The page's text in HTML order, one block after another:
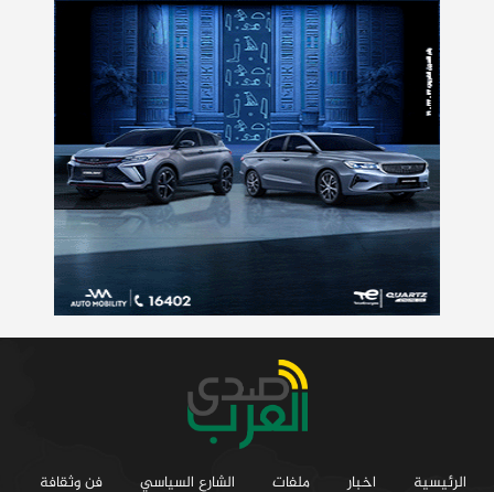
الرئيسية اخبار ملفات الشارع السياسي فن وثقافة